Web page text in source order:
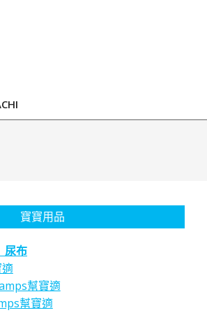
寶寶用品
尿布
幫寶適
幫寶適